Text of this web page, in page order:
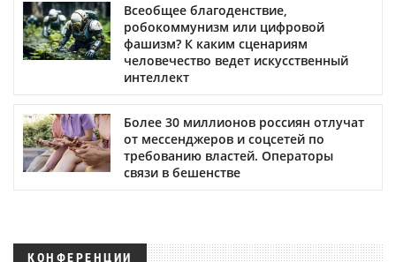
Всеобщее благоденствие,
робокоммунизм или цифровой
фашизм? К каким сценариям
человечество ведет искусственный
интеллект
Более 30 миллионов россиян отлучат
от мессенджеров и соцсетей по
требованию властей. Операторы
связи в бешенстве
КОНФЕРЕНЦИИ